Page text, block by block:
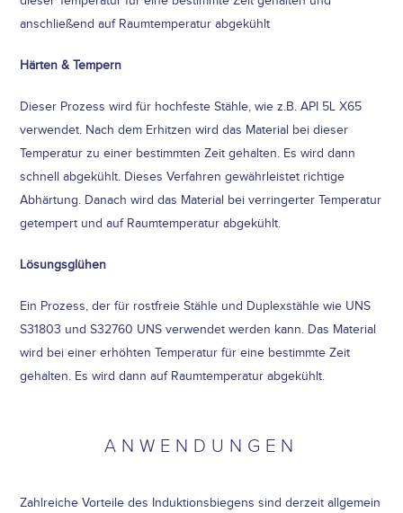
anschließend auf Raumtemperatur abgekühlt
Härten & Tempern
Dieser Prozess wird für hochfeste Stähle, wie z.B. API 5L X65
verwendet. Nach dem Erhitzen wird das Material bei dieser
Temperatur zu einer bestimmten Zeit gehalten. Es wird dann
schnell abgekühlt. Dieses Verfahren gewährleistet richtige
Abhärtung. Danach wird das Material bei verringerter Temperatur
getempert und auf Raumtemperatur abgekühlt.
Lösungsglühen
Ein Prozess, der für rostfreie Stähle und Duplexstähle wie UNS
S31803 und S32760 UNS verwendet werden kann. Das Material
wird bei einer erhöhten Temperatur für eine bestimmte Zeit
gehalten. Es wird dann auf Raumtemperatur abgekühlt.
ANWENDUNGEN
Zahlreiche Vorteile des Induktionsbiegens sind derzeit allgemein